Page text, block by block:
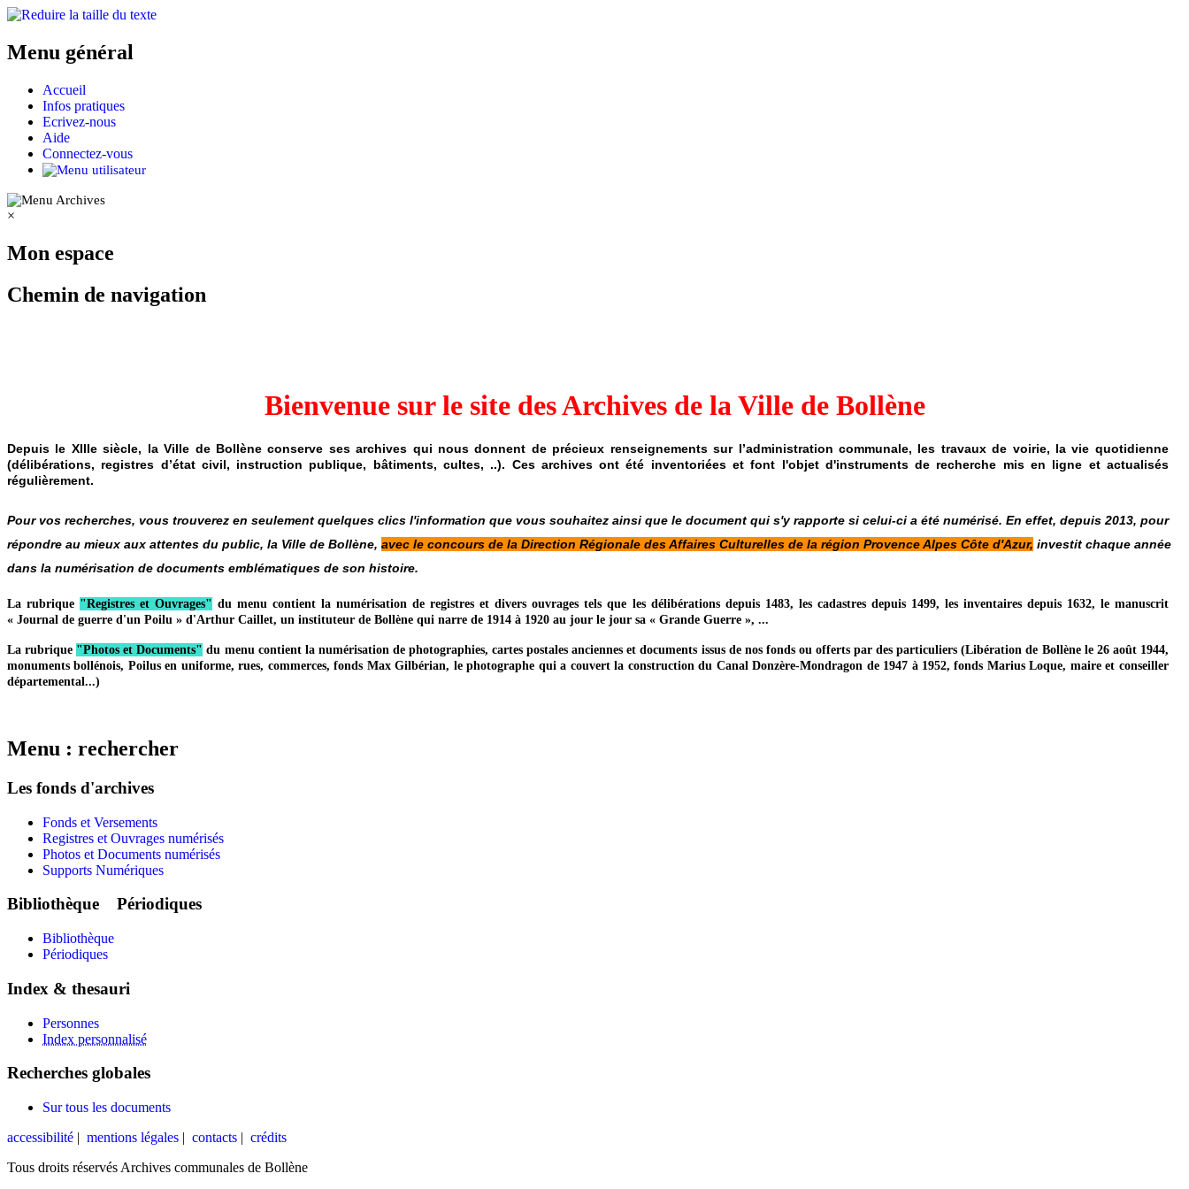
Menu général
Accueil
Infos pratiques
Ecrivez-nous
Aide
Connectez-vous
×
Mon espace
Chemin de navigation
Bienvenue sur le site des Archives de la Ville de Bollène
Depuis le XIIIe siècle, la Ville de Bollène conserve ses archives qui nous donnent de précieux renseignements sur l’administration communale, les travaux de voirie, la vie quotidienne
(délibérations, registres d’état civil, instruction publique, bâtiments, cultes, ..). Ces archives ont été inventoriées et font l'objet d'instruments de recherche mis en ligne et actualisés
régulièrement.
Pour vos recherches, vous trouverez en seulement quelques clics l'information que vous souhaitez ainsi que le document qui s'y rapporte si celui-ci a été numérisé. En effet, depuis 2013, pour
répondre au mieux aux attentes du public, la Ville de Bollène, avec le concours de la Direction Régionale des Affaires Culturelles de la région Provence Alpes Côte d'Azur, investit chaque année
dans la numérisation de documents emblématiques de son histoire.
La rubrique "Registres et Ouvrages" du menu contient la numérisation de registres et divers ouvrages tels que les délibérations depuis 1483, les cadastres depuis 1499, les inventaires depuis 1632, le manuscrit
« Journal de guerre d'un Poilu » d'Arthur Caillet, un instituteur de Bollène qui narre de 1914 à 1920 au jour le jour sa « Grande Guerre », ...
La rubrique "Photos et Documents" du menu contient la numérisation de photographies, cartes postales anciennes et documents issus de nos fonds ou offerts par des particuliers (Libération de Bollène le 26 août 1944,
monuments bollénois, Poilus en uniforme, rues, commerces, fonds Max Gilbérian, le photographe qui a couvert la construction du Canal Donzère-Mondragon de 1947 à 1952, fonds Marius Loque, maire et conseiller
départemental...)
Menu : rechercher
Les fonds d'archives
Fonds et Versements
Registres et Ouvrages numérisés
Photos et Documents numérisés
Supports Numériques
Bibliothèque Périodiques
Bibliothèque
Périodiques
Index & thesauri
Personnes
Index personnalisé
Recherches globales
Sur tous les documents
accessibilité | mentions légales | contacts | crédits
Tous droits réservés Archives communales de Bollène